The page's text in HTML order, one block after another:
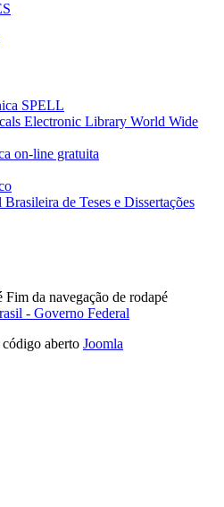
SPELL
Electronic Library World Wide
on-line gratuita
de Teses e Dissertações
Fim da navegação de rodapé
aberto Joomla